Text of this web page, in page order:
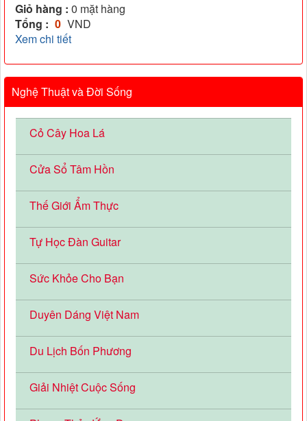
Giỏ hàng : 0 mặt hàng
Tổng : 0 VND
Xem chi tiết
Nghệ Thuật và Đời Sống
Cỏ Cây Hoa Lá
Cửa Sổ Tâm Hồn
Thế Giới Ẩm Thực
Tự Học Đàn Guitar
Sức Khỏe Cho Bạn
Duyên Dáng Việt Nam
Du Lịch Bốn Phương
Giải Nhiệt Cuộc Sống